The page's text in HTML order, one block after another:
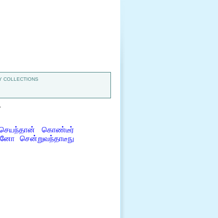
COLLECTIONS
செயந்தான் கொண்டீர்
சென்றுவந்தாடீநு